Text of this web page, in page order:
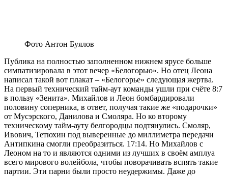
Фото Антон Буялов
Публика на полностью заполненном нижнем ярусе больше
симпатизировала в этот вечер «Белогорью». Но отец Леона
написал такой вот плакат – «Белогорье» следующая жертва.
На первый технический тайм-аут команды ушли при счёте 8:7
в пользу «Зенита». Михайлов и Леон бомбардировали
половину соперника, в ответ, получая такие же «подарочки»
от Мусэрского, Данилова и Смоляра. Но ко второму
техническому тайм-ауту белгородцы подтянулись. Смоляр,
Ивович, Тетюхин под выверенные до миллиметра передачи
Антипкина смогли преобразиться. 17:14. Но Михайлов с
Леоном на то и являются одними из лучших в своём амплуа
всего мирового волейбола, чтобы поворачивать вспять такие
партии. Эти парни были просто неудержимы. Даже до